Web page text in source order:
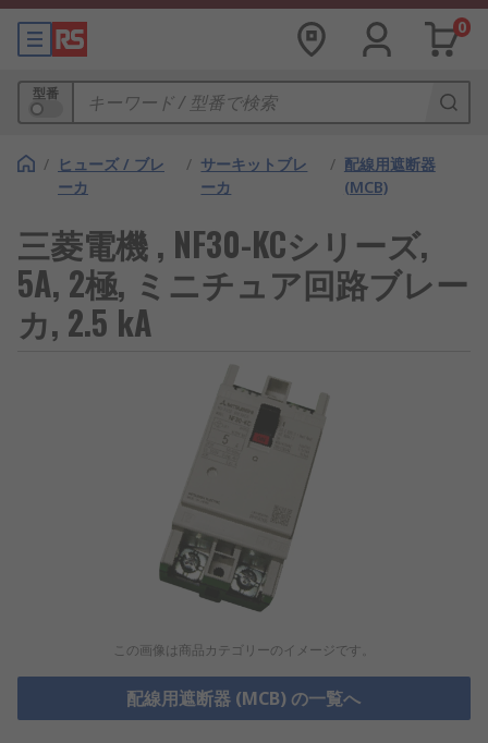
0
型番
/ ヒューズ / ブレ
ーカ
/ サーキットブレ
ーカ
/ 配線用遮断器
(MCB)
三菱電機 , NF30-KCシリーズ,
5A, 2極, ミニチュア回路ブレー
カ, 2.5 kA
この画像は商品カテゴリーのイメージです。
配線用遮断器 (MCB) の一覧へ